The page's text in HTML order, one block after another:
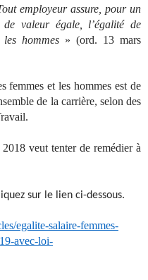
employeur assure, pour un
valeur égale, l’égalité de
hommes» (ord. 13 mars
femmes et les hommes est de
de la carrière, selon des
veut tenter de remédier à
sur le lien ci-dessous.
egalite-salaire-femmes-
avec-loi-